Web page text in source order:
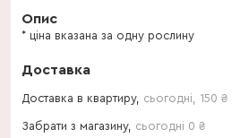
Опис
* ціна вказана за одну рослину
Доставка
Доставка в квартиру, сьогодні 150 ₴
Забрати з магазину, сьогодні 0 ₴